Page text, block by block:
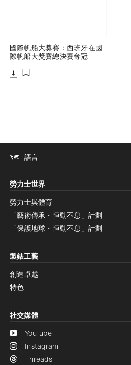
國際帆船大獎賽：西班牙在國
際帆船大獎賽總決賽奪冠
語言
增加對比度
停用
減少動畫
減少動畫
停用
勞力士世界
勞力士與體育
「藝術傳承・恒動不息」計劃
「保護地球・恒動不息」計劃
製錶工藝
創造卓越
特色
社交媒體
YouTube
Instagram
Threads